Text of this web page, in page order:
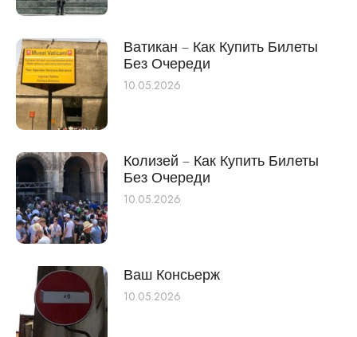
Ватикан – Как Купить Билеты
Без Очереди
10.05.2026
Колизей – Как Купить Билеты
Без Очереди
10.05.2026
Ваш Консьерж
10.05.2026